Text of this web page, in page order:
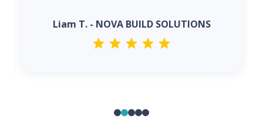
Liam T. - NOVA BUILD SOLUTIONS